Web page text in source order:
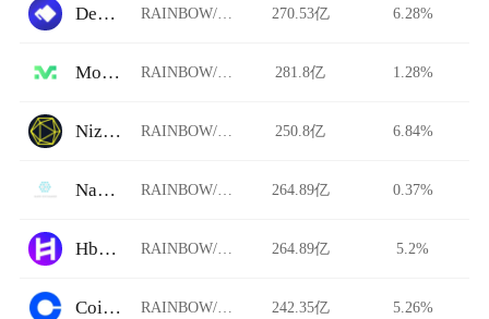
DeversiFi RAINBOW/USDT 270.53亿 6.28%
Morgan RAINBOW/USDT 281.8亿 1.28%
Niza.io RAINBOW/USDT 250.8亿 6.84%
Nami Exchange RAINBOW/USDT 264.89亿 0.37%
HbarSuite DEX RAINBOW/USDT 264.89亿 5.2%
Coinbase RAINBOW/USDT 242.35亿 5.26%